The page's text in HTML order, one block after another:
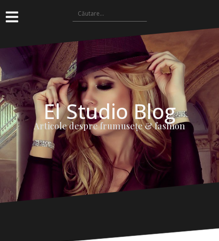
El Studio Blog
Articole despre frumuseţe & fashion